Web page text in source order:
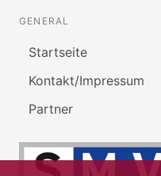
GENERAL
Startseite
Kontakt/Impressum
Partner